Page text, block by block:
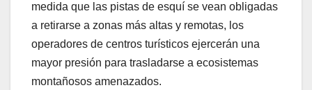
medida que las pistas de esquí se vean obligadas
a retirarse a zonas más altas y remotas, los
operadores de centros turísticos ejercerán una
mayor presión para trasladarse a ecosistemas
montañosos amenazados.